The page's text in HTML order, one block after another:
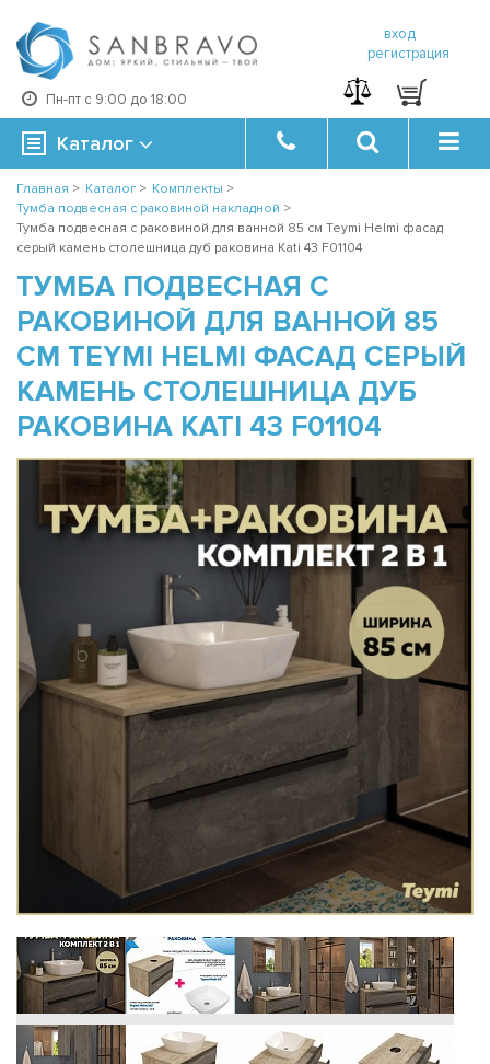
Пн-пт с 9:00 до 18:00
вход
регистрация
Каталог
Главная > Каталог > Комплекты >
Тумба подвесная с раковиной накладной >
Тумба подвесная с раковиной для ванной 85 см Teymi Helmi фасад
серый камень столешница дуб раковина Kati 43 F01104
ТУМБА ПОДВЕСНАЯ С
РАКОВИНОЙ ДЛЯ ВАННОЙ 85
СМ TEYMI HELMI ФАСАД СЕРЫЙ
КАМЕНЬ СТОЛЕШНИЦА ДУБ
РАКОВИНА KATI 43 F01104